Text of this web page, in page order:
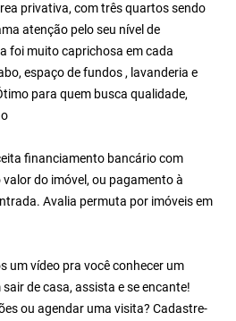
privativa, com três quartos sendo
atenção pelo seu nível de
foi muito caprichosa em cada
espaço de fundos , lavanderia e
para quem busca qualidade,
financiamento bancário com
do imóvel, ou pagamento à
Avalia permuta por imóveis em
um vídeo pra você conhecer um
de casa, assista e se encante!
ou agendar uma visita? Cadastre-